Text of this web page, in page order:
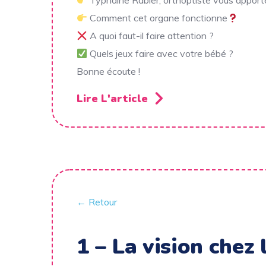
Comment cet organe fonctionne
A quoi faut-il faire attention ?
Quels jeux faire avec votre bébé ?
Bonne écoute !
Lire L'article
← Retour
1 – La vision chez